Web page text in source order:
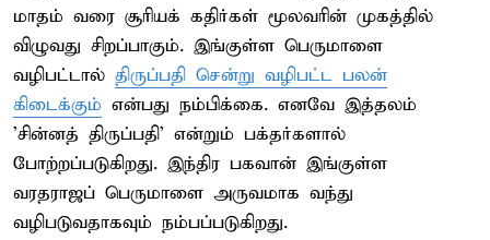
மாதம் வரை சூரியக் கதிர்கள் மூலவரின் முகத்தில்
விழுவது சிறப்பாகும். இங்குள்ள பெருமாளை
வழிபட்டால் திருப்பதி சென்று வழிபட்ட பலன்
கிடைக்கும் என்பது நம்பிக்கை. எனவே இத்தலம்
'சின்னத் திருப்பதி' என்றும் பக்தர்களால்
போற்றப்படுகிறது. இந்திர பகவான் இங்குள்ள
வரதராஜப் பெருமாளை அருவமாக வந்து
வழிபடுவதாகவும் நம்பப்படுகிறது.